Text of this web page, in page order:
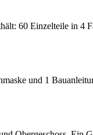
60 Einzelteile in 4
und 1